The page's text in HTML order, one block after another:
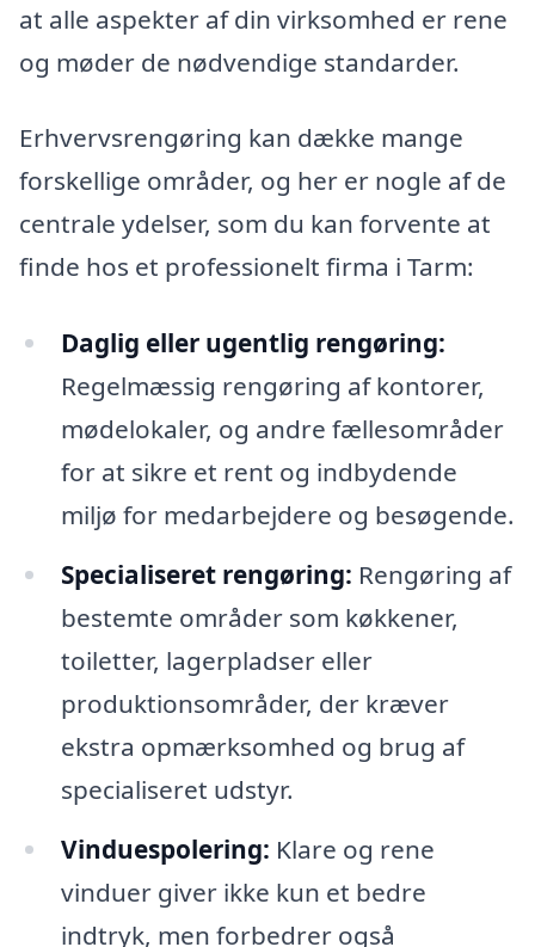
at alle aspekter af din virksomhed er rene
og møder de nødvendige standarder.
Erhvervsrengøring kan dække mange
forskellige områder, og her er nogle af de
centrale ydelser, som du kan forvente at
finde hos et professionelt firma i Tarm:
Daglig eller ugentlig rengøring:
Regelmæssig rengøring af kontorer,
mødelokaler, og andre fællesområder
for at sikre et rent og indbydende
miljø for medarbejdere og besøgende.
Specialiseret rengøring: Rengøring af
bestemte områder som køkkener,
toiletter, lagerpladser eller
produktionsområder, der kræver
ekstra opmærksomhed og brug af
specialiseret udstyr.
Vinduespolering: Klare og rene
vinduer giver ikke kun et bedre
indtryk, men forbedrer også